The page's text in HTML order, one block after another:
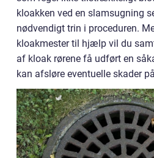
kloakken ved en slamsugning
nødvendigt trin i proceduren.
kloakmester til hjælp vil du
af kloak rørene få udført en
kan afsløre eventuelle skader